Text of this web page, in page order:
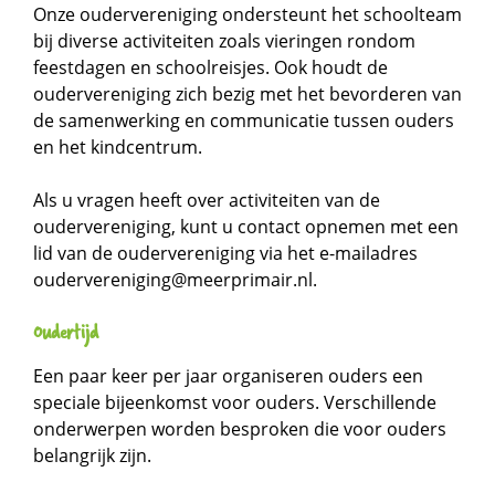
Onze oudervereniging ondersteunt het schoolteam
bij diverse activiteiten zoals vieringen rondom
feestdagen en schoolreisjes. Ook houdt de
oudervereniging zich bezig met het bevorderen van
de samenwerking en communicatie tussen ouders
en het kindcentrum.
Als u vragen heeft over activiteiten van de
oudervereniging, kunt u contact opnemen met een
lid van de oudervereniging via het e-mailadres
oudervereniging@meerprimair.nl.
Oudertijd
Een paar keer per jaar organiseren ouders een
speciale bijeenkomst voor ouders. Verschillende
onderwerpen worden besproken die voor ouders
belangrijk zijn.